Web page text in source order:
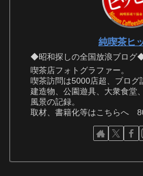
純喫茶ヒ
◆昭和探しの全国放浪ブログ
喫茶店フォトグラファー。
喫茶訪問は5000店超、ブログ
建造物、公園遊具、大衆食堂
風景の記録。
取材、書籍化等はこちらへ